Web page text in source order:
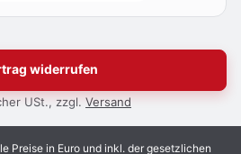
widerrufen
USt., zzgl. Versand
Preise in Euro und inkl. der gesetzlichen